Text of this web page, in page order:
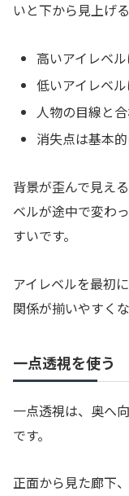
いと下から見上げ
高いアイレベ
低いアイレベ
人物の目線と
消失点は基本
背景が歪んで見え
ベルが途中で変わ
すいです。
アイレベルを最初
関係が揃いやすく
一点透視を使う
一点透視は、奥へ
です。
正面から見た廊下